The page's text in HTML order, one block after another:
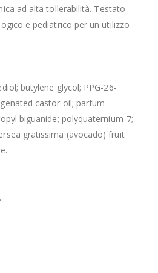
ad alta tollerabilità. Testato
e pediatrico per un utilizzo
butylene glycol; PPG-26-
castor oil; parfum
biguanide; polyquaternium-7;
gratissima (avocado) fruit